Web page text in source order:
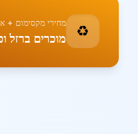
♻️ מחירי מקסימום +
מוכרים ברזל